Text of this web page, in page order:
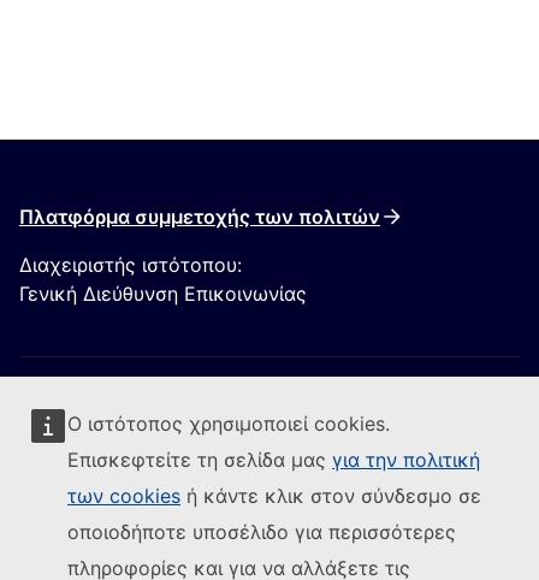
Ο ιστότοπος χρησιμοποιεί cookies.
Επισκεφτείτε τη σελίδα μας για την πολιτική
των cookies ή κάντε κλικ στον σύνδεσμο σε
οποιοδήποτε υποσέλιδο για περισσότερες
πληροφορίες και για να αλλάξετε τις
Πλατφόρμα συμμετοχής των πολιτών
Διαχειριστής ιστότοπου:
Γενική Διεύθυνση Επικοινωνίας
Ακολουθήστε την Ευρωπαϊκή Επιτροπή
Επικοινωνήστε μαζί μας
(Εξωτερική σύνδεση)